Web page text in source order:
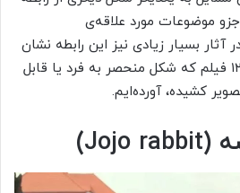
موضوعات مورد علاقه‌ی
آثار بسیار زیادی نیز این رابطه نشان
داده شده، اما ما در اینجا ۱۲ فیلم که شکل منحصر به فرد یا قابل
کشیده، آورده‌ایم.